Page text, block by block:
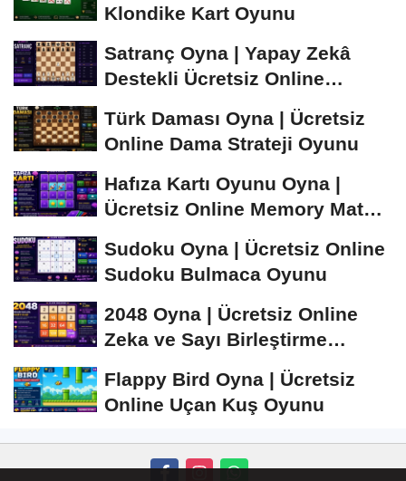
Klondike Kart Oyunu
Satranç Oyna | Yapay Zekâ
Destekli Ücretsiz Online
Türk Daması Oyna | Ücretsiz
Online Dama Strateji Oyunu
Hafıza Kartı Oyunu Oyna |
Ücretsiz Online Memory Match
Sudoku Oyna | Ücretsiz Online
Sudoku Bulmaca Oyunu
2048 Oyna | Ücretsiz Online
Zeka ve Sayı Birleştirme
Flappy Bird Oyna | Ücretsiz
Online Uçan Kuş Oyunu